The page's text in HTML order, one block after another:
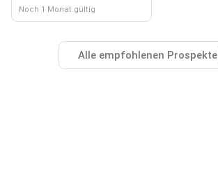
Noch 1 Monat gültig
Alle empfohlenen Prospekte